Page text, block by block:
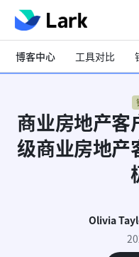
博客中心 工具对比
商业房地产客
级商业房地产
Olivia